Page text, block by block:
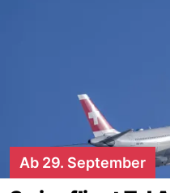
Ab 29. September